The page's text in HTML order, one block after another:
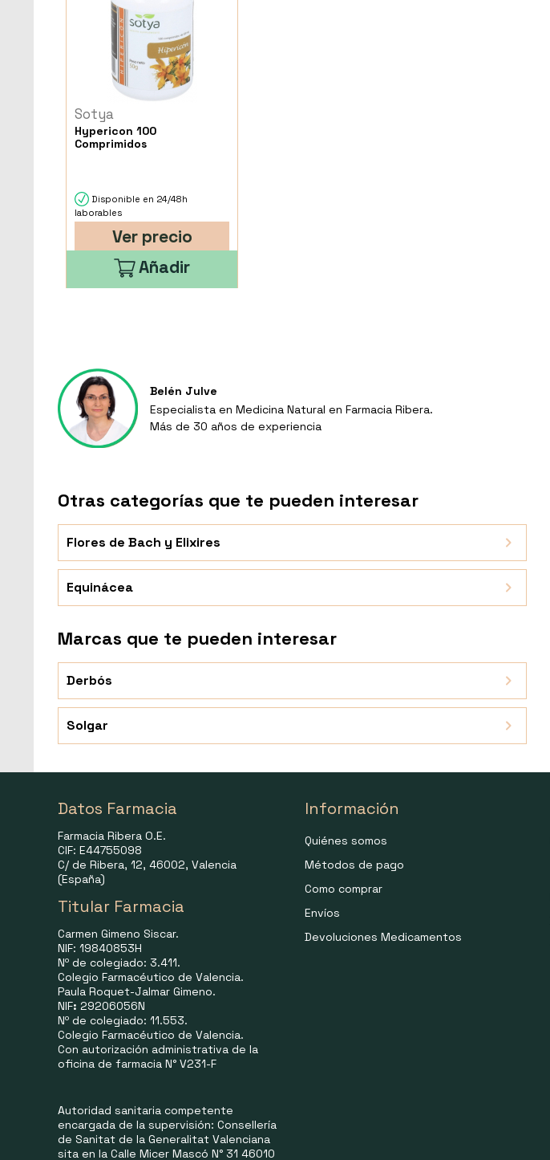
Sotya
Hypericon 100
Comprimidos
Disponible en 24/48h
laborables
Ver precio
Añadir
Belén Julve
Especialista en Medicina Natural en Farmacia Ribera.
Más de 30 años de experiencia
Otras categorías que te pueden interesar
Flores de Bach y Elixires
Equinácea
Marcas que te pueden interesar
Derbós
Solgar
Datos Farmacia
Farmacia Ribera O.E.
CIF: E44755098
C/ de Ribera, 12, 46002, Valencia
(España)
Titular Farmacia
Carmen Gimeno Siscar.
NIF: 19840853H
Nº de colegiado: 3.411.
Colegio Farmacéutico de Valencia.
Paula Roquet-Jalmar Gimeno.
NIF: 29206056N
Nº de colegiado: 11.553.
Colegio Farmacéutico de Valencia.
Con autorización administrativa de la
oficina de farmacia N° V231-F
Autoridad sanitaria competente
encargada de la supervisión: Consellería
de Sanitat de la Generalitat Valenciana
sita en la Calle Micer Mascó N° 31 46010
Información
Quiénes somos
Métodos de pago
Como comprar
Envíos
Devoluciones Medicamentos